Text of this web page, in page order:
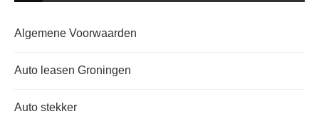
Algemene Voorwaarden
Auto leasen Groningen
Auto stekker